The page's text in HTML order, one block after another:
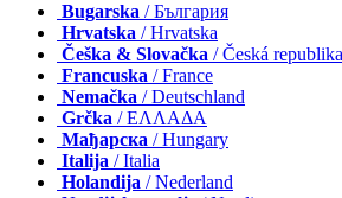
Bugarska / България
Hrvatska / Hrvatska
Češka & Slovačka / Česká
Francuska / France
Nemačka / Deutschland
Grčka / ΕΛΛΑΔΑ
Мађарска / Hungary
Italija / Italia
Holandija / Nederland